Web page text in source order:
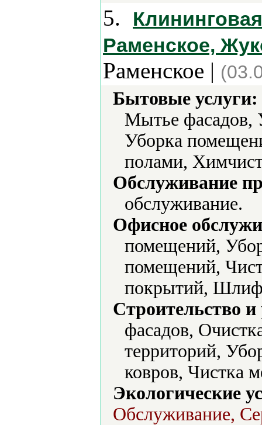
5.
Раменское,
Раменское |
Бытовые услуги:
Мытье фасадов,
Уборка
полами,
Обслуживание
обслуживание.
Офисное
помещений,
помещений,
покрытий,
Строительство
фасадов,
территорий,
ковров, Чистка
Экологические
Обслуживание,